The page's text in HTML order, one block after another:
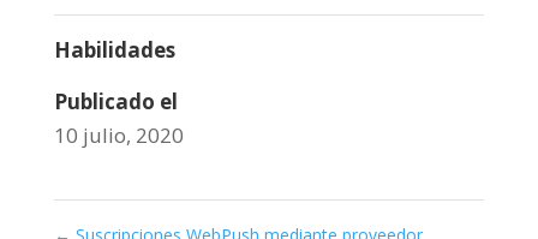
Habilidades
Publicado el
10 julio, 2020